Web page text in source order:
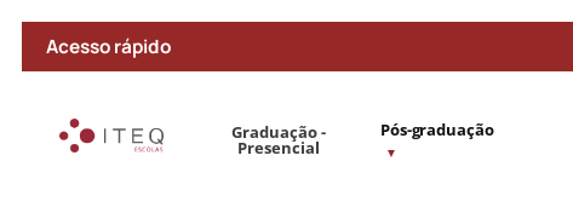
Acesso rápido
Graduação -
Presencial
Pós-graduação